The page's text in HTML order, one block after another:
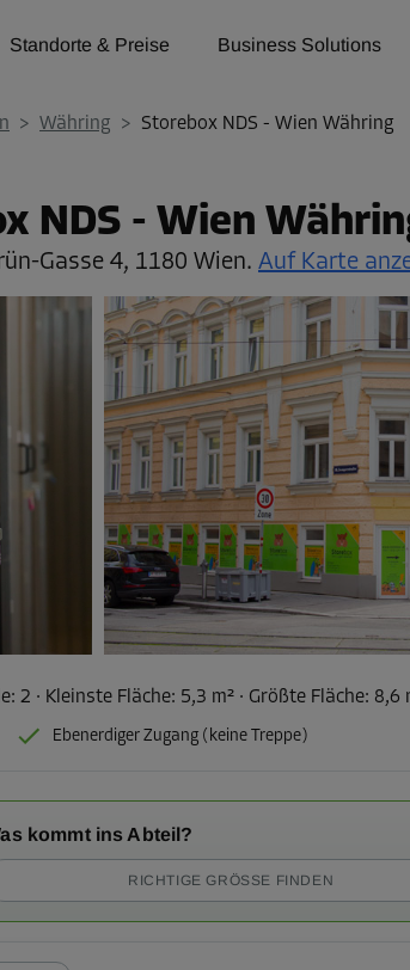
Standorte & Preise Business Solutions
> Währing > Storebox NDS - Wien Währing
NDS - Wien
Gasse 4, 1180 Wien. Auf Karte
2 · Kleinste Fläche: 5,3 m² · Größte Fläche: 8,6
Ebenerdiger Zugang (keine Treppe)
kommt ins Abteil?
RICHTIGE GRÖSSE FINDEN